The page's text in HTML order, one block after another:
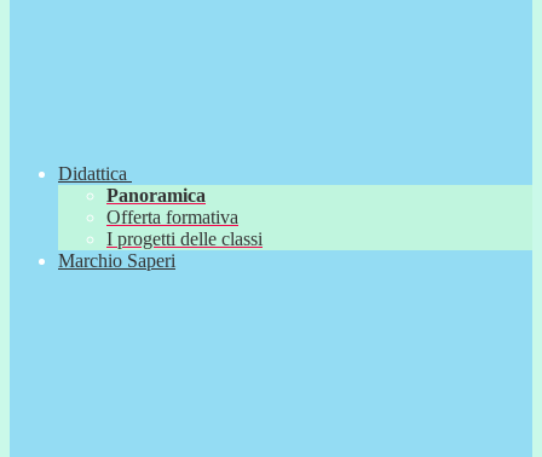
Didattica
Panoramica
Offerta formativa
I progetti delle classi
Marchio Saperi